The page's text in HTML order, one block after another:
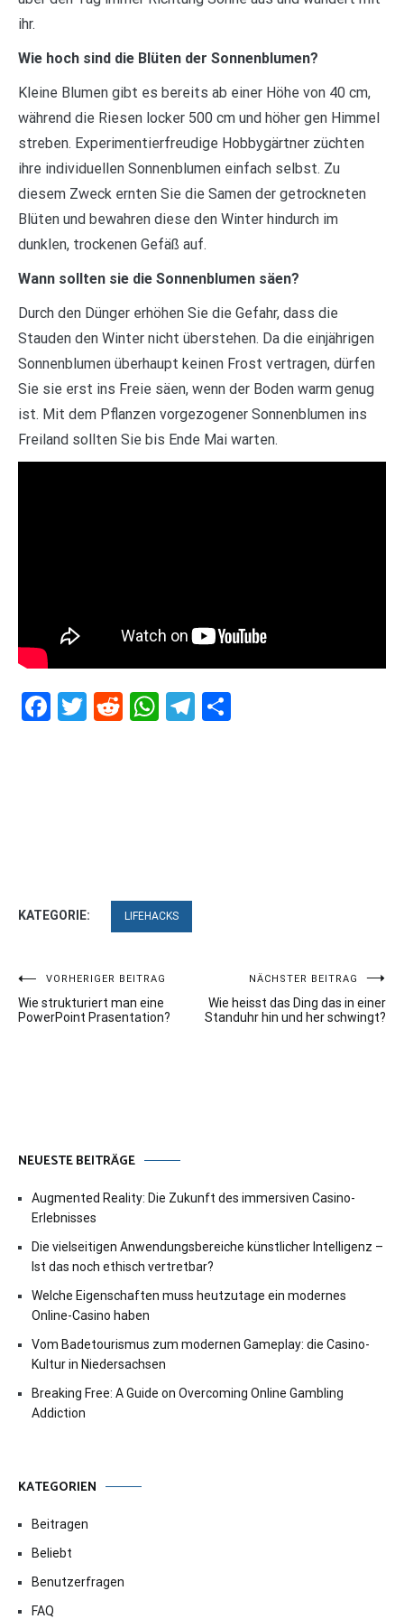
ihr.
Wie hoch sind die Blüten der Sonnenblumen?
Kleine Blumen gibt es bereits ab einer Höhe von 40 cm,
während die Riesen locker 500 cm und höher gen Himmel
streben. Experimentierfreudige Hobbygärtner züchten
ihre individuellen Sonnenblumen einfach selbst. Zu
diesem Zweck ernten Sie die Samen der getrockneten
Blüten und bewahren diese den Winter hindurch im
dunklen, trockenen Gefäß auf.
Wann sollten sie die Sonnenblumen säen?
Durch den Dünger erhöhen Sie die Gefahr, dass die
Stauden den Winter nicht überstehen. Da die einjährigen
Sonnenblumen überhaupt keinen Frost vertragen, dürfen
Sie sie erst ins Freie säen, wenn der Boden warm genug
ist. Mit dem Pflanzen vorgezogener Sonnenblumen ins
Freiland sollten Sie bis Ende Mai warten.
Facebook
Twitter
RedditWhatsApp
Telegram
KATEGORIE: LIFEHACKS
Beitragsnavigation
VORHERIGER BEITRAG
Wie strukturiert man eine
PowerPoint Prasentation?
NÄCHSTER BEITRAG
Wie heisst das Ding das in einer
Standuhr hin und her schwingt?
NEUESTE BEITRÄGE
Augmented Reality: Die Zukunft des immersiven Casino-
Erlebnisses
Die vielseitigen Anwendungsbereiche künstlicher Intelligenz –
Ist das noch ethisch vertretbar?
Welche Eigenschaften muss heutzutage ein modernes
Online-Casino haben
Vom Badetourismus zum modernen Gameplay: die Casino-
Kultur in Niedersachsen
Breaking Free: A Guide on Overcoming Online Gambling
Addiction
KATEGORIEN
Beitragen
Beliebt
Benutzerfragen
FAQ